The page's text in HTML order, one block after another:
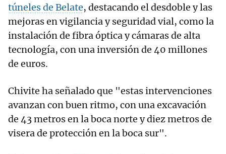
túneles de Belate, destacando el desdoble y las
mejoras en vigilancia y seguridad vial, como la
instalación de fibra óptica y cámaras de alta
tecnología, con una inversión de 40 millones
de euros.
Chivite ha señalado que "estas intervenciones
avanzan con buen ritmo, con una excavación
de 43 metros en la boca norte y diez metros de
visera de protección en la boca sur".